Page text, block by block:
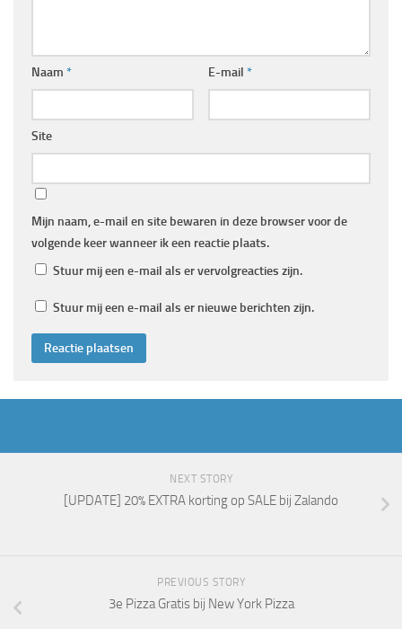
Naam * E-mail *
Site
Mijn naam, e-mail en site bewaren in deze browser voor de
volgende keer wanneer ik een reactie plaats.
Stuur mij een e-mail als er vervolgreacties zijn.
Stuur mij een e-mail als er nieuwe berichten zijn.
NEXT STORY
[UPDATE] 20% EXTRA korting op SALE bij Zalando
PREVIOUS STORY
3e Pizza Gratis bij New York Pizza